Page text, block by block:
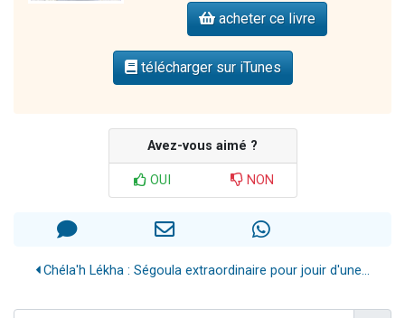
acheter ce livre
télécharger sur iTunes
Avez-vous aimé ?
OUI NON
Chéla'h Lékha : Ségoula extraordinaire pour jouir d'une...